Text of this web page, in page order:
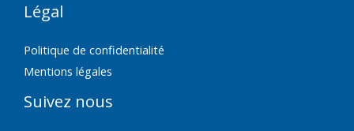
Légal
Politique de confidentialité
Mentions légales
Suivez nous